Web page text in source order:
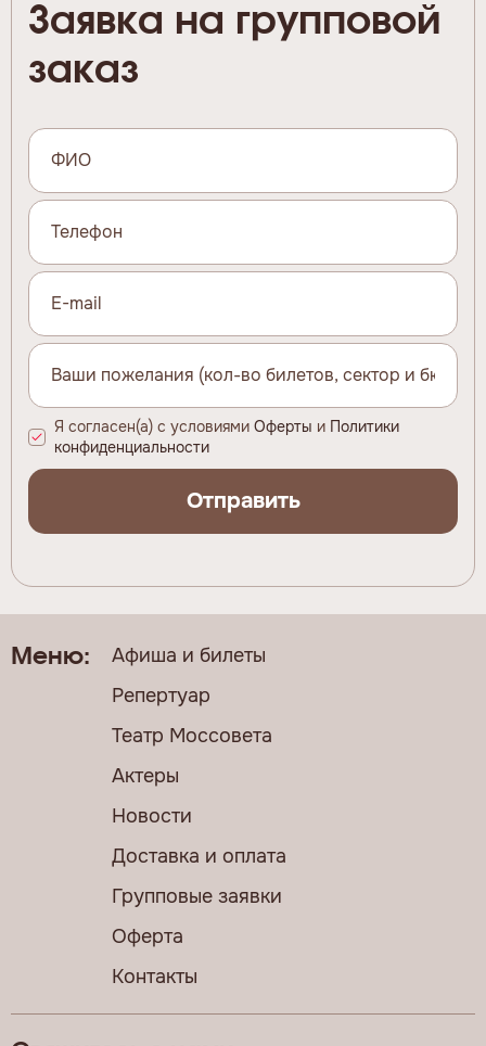
Заявка на групповой
заказ
Я согласен(а) с условиями Оферты и Политики
конфиденциальности
Отправить
Меню:
Афиша и билеты
Репертуар
Театр Моссовета
Актеры
Новости
Доставка и оплата
Групповые заявки
Оферта
Контакты